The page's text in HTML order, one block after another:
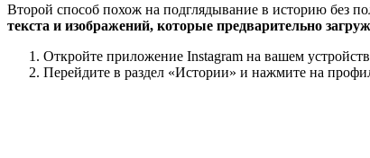
Второй способ похож на подглядывание в историю без
текста и изображений, которые предварительно
Откройте приложение Instagram на вашем
Перейдите в раздел «Истории» и нажмите на